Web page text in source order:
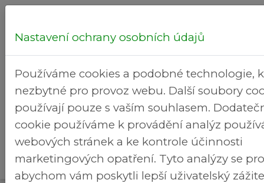
Hledej...
Brezineves.cz >
Kultura
čas
Rekreační
areál
Nastavení ochrany osobních údajů
Používáme cookies a podobné technologie,
nezbytné pro provoz webu. Další soubory
používají pouze s vaším souhlasem.
cookie používáme k provádění analýz
webových stránek a ke kontrole účinnosti
marketingových opatření. Tyto analýzy se
abychom vám poskytli lepší uživatelský